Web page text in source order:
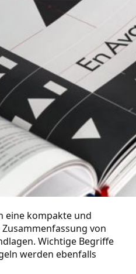
eine kompakte und
von
Wichtige Begriffe
werden ebenfalls